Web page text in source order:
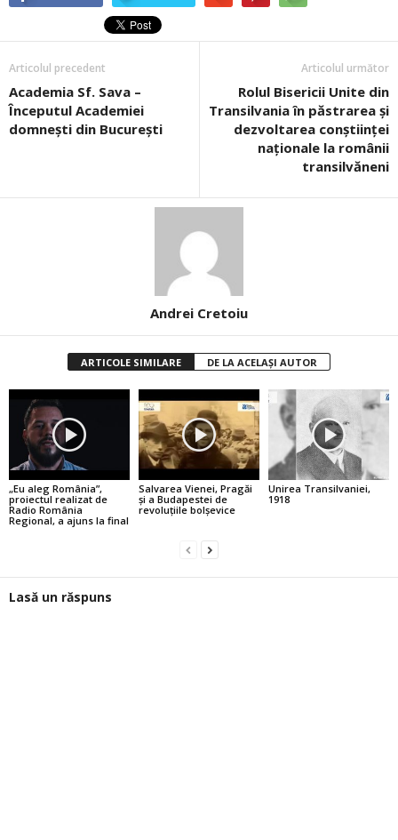
Articolul precedent
Academia Sf. Sava –
Începutul Academiei
domneşti din Bucureşti
Articolul următor
Rolul Bisericii Unite din
Transilvania în păstrarea şi
dezvoltarea conştiinţei
naţionale la românii
transilvăneni
Andrei Cretoiu
ARTICOLE SIMILARE DE LA ACELAȘI AUTOR
„Eu aleg România”,
proiectul realizat de
Radio România
Regional, a ajuns la final
Salvarea Vienei, Pragăi
şi a Budapestei de
revoluţiile bolşevice
Unirea Transilvaniei,
1918
Lasă un răspuns